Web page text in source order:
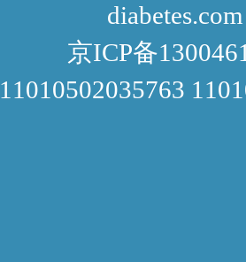
京ICP备
11010502035763